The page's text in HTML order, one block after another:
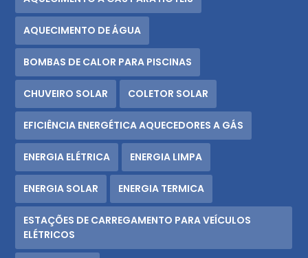
AQUECIMENTO DE ÁGUA
BOMBAS DE CALOR PARA PISCINAS
CHUVEIRO SOLAR COLETOR SOLAR
EFICIÊNCIA ENERGÉTICA AQUECEDORES A GÁS
ENERGIA ELÉTRICA ENERGIA LIMPA
ENERGIA SOLAR ENERGIA TERMICA
ESTAÇÕES DE CARREGAMENTO PARA VEÍCULOS
ELÉTRICOS